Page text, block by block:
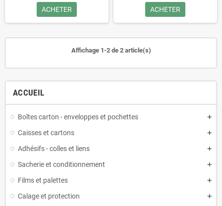
ACCUEIL
Boîtes carton - enveloppes et pochettes
Caisses et cartons
Adhésifs - colles et liens
Sacherie et conditionnement
Films et palettes
Calage et protection
ACHETER ACHETER
Affichage 1-2 de 2 article(s)